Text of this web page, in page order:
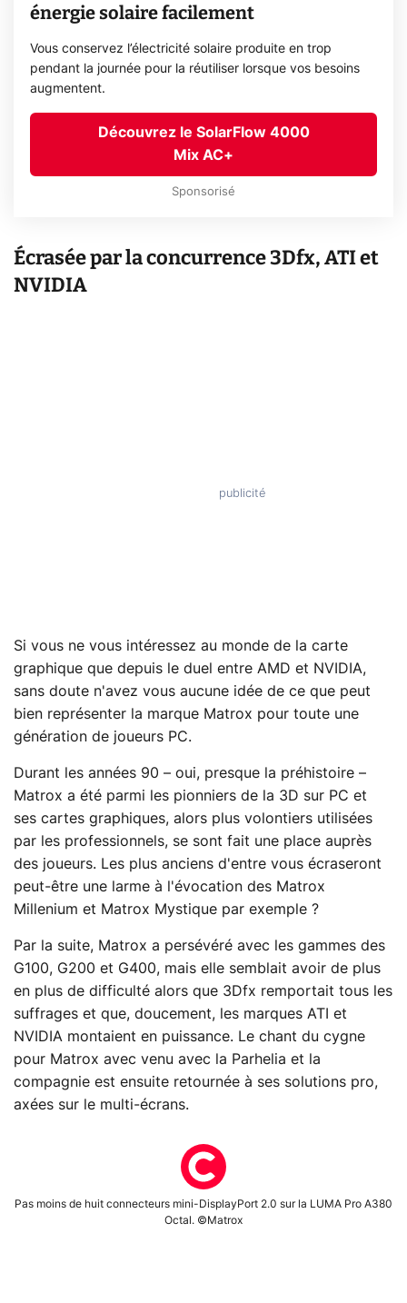
énergie solaire facilement
Vous conservez l’électricité solaire produite en trop
pendant la journée pour la réutiliser lorsque vos besoins
augmentent.
Découvrez le SolarFlow 4000
Mix AC+
Sponsorisé
Écrasée par la concurrence 3Dfx, ATI et
NVIDIA
Si vous ne vous intéressez au monde de la carte
graphique que depuis le duel entre AMD et NVIDIA,
sans doute n'avez vous aucune idée de ce que peut
bien représenter la marque Matrox pour toute une
génération de joueurs PC.
Durant les années 90 – oui, presque la préhistoire –
Matrox a été parmi les pionniers de la 3D sur PC et
ses cartes graphiques, alors plus volontiers utilisées
par les professionnels, se sont fait une place auprès
des joueurs. Les plus anciens d'entre vous écraseront
peut-être une larme à l'évocation des Matrox
Millenium et Matrox Mystique par exemple ?
Par la suite, Matrox a persévéré avec les gammes des
G100, G200 et G400, mais elle semblait avoir de plus
en plus de difficulté alors que 3Dfx remportait tous les
suffrages et que, doucement, les marques ATI et
NVIDIA montaient en puissance. Le chant du cygne
pour Matrox avec venu avec la Parhelia et la
compagnie est ensuite retournée à ses solutions pro,
axées sur le multi-écrans.
Pas moins de huit connecteurs mini-DisplayPort 2.0 sur la LUMA Pro A380
Octal. ©Matrox